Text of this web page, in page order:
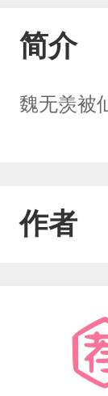
简介
魏无羡被
作者